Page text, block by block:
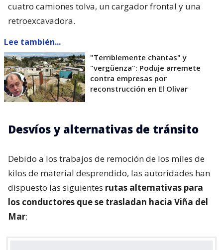
cuatro camiones tolva, un cargador frontal y una
retroexcavadora.
Lee también...
"Terriblemente chantas" y
"vergüenza": Poduje arremete
contra empresas por
reconstrucción en El Olivar
Desvíos y alternativas de tránsito
Debido a los trabajos de remoción de los miles de
kilos de material desprendido, las autoridades han
dispuesto las siguientes rutas alternativas para
los conductores que se trasladan hacia Viña del
Mar: